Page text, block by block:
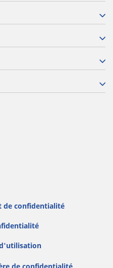
de confidentialité